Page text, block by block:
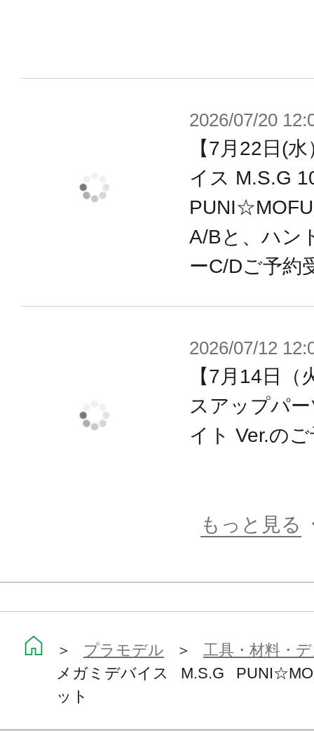
2026/07/20
【7月22日(
イス M.S.G
A/Bと、ハン
ーC/Dご予約
2026/07/12
【7月14日
スアップパ
イト Ver.の
もっと見る
＞ プラモデル ＞ 工具・材料・
メガミデバイス M.S.G
ット